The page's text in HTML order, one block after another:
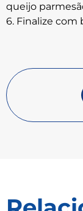
queijo
6. Finalize com